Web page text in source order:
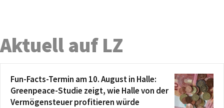
Aktuell auf LZ
Fun-Facts-Termin am 10. August in Halle:
Greenpeace-Studie zeigt, wie Halle von der
Vermögensteuer profitieren würde